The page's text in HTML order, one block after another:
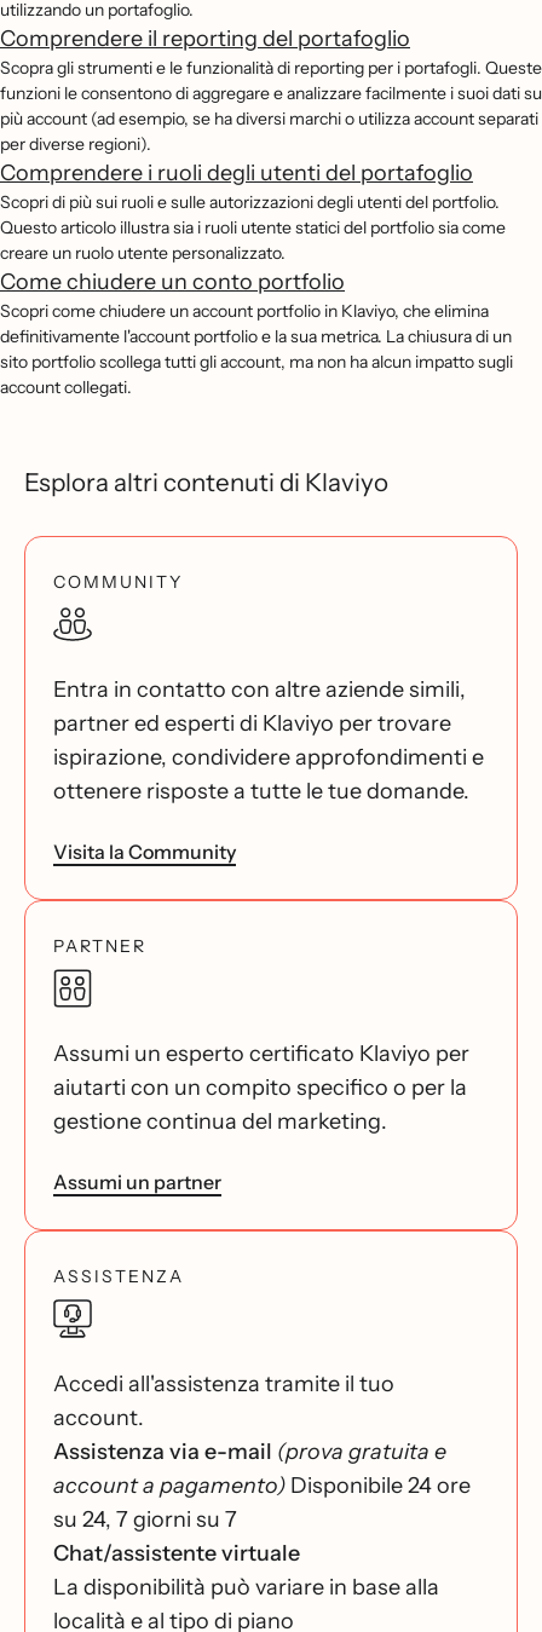
utilizzando un portafoglio.
Comprendere il reporting del portafoglio
Scopra gli strumenti e le funzionalità di reporting per i portafogli. Queste
funzioni le consentono di aggregare e analizzare facilmente i suoi dati su
più account (ad esempio, se ha diversi marchi o utilizza account separati
per diverse regioni).
Comprendere i ruoli degli utenti del portafoglio
Scopri di più sui ruoli e sulle autorizzazioni degli utenti del portfolio.
Questo articolo illustra sia i ruoli utente statici del portfolio sia come
creare un ruolo utente personalizzato.
Come chiudere un conto portfolio
Scopri come chiudere un account portfolio in Klaviyo, che elimina
definitivamente l'account portfolio e la sua metrica. La chiusura di un
sito portfolio scollega tutti gli account, ma non ha alcun impatto sugli
account collegati.
Esplora altri contenuti di Klaviyo
COMMUNITY
Entra in contatto con altre aziende simili,
partner ed esperti di Klaviyo per trovare
ispirazione, condividere approfondimenti e
ottenere risposte a tutte le tue domande.
Visita la Community
PARTNER
Assumi un esperto certificato Klaviyo per
aiutarti con un compito specifico o per la
gestione continua del marketing.
Assumi un partner
ASSISTENZA
Accedi all'assistenza tramite il tuo
account.
Assistenza via e-mail (prova gratuita e
account a pagamento) Disponibile 24 ore
su 24, 7 giorni su 7
Chat/assistente virtuale
La disponibilità può variare in base alla
località e al tipo di piano